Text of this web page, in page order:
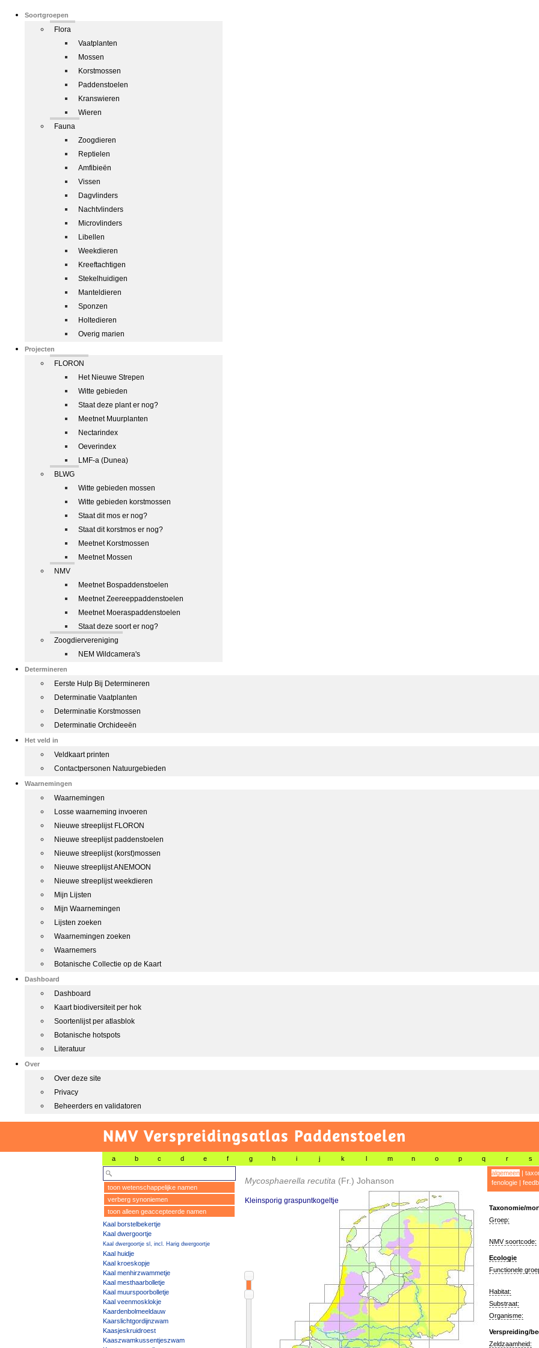
Soortgroepen
Flora
Vaatplanten
Mossen
Korstmossen
Paddenstoelen
Kranswieren
Wieren
Fauna
Zoogdieren
Reptielen
Amfibieën
Vissen
Dagvlinders
Nachtvlinders
Microvlinders
Libellen
Weekdieren
Kreeftachtigen
Stekelhuidigen
Manteldieren
Sponzen
Holtedieren
Overig marien
Projecten
FLORON
Het Nieuwe Strepen
Witte gebieden
Staat deze plant er nog?
Meetnet Muurplanten
Nectarindex
Oeverindex
LMF-a (Dunea)
BLWG
Witte gebieden mossen
Witte gebieden korstmossen
Staat dit mos er nog?
Staat dit korstmos er nog?
Meetnet Korstmossen
Meetnet Mossen
NMV
Meetnet Bospaddenstoelen
Meetnet Zeereeppaddenstoelen
Meetnet Moeraspaddenstoelen
Staat deze soort er nog?
Zoogdiervereniging
NEM Wildcamera's
Determineren
Eerste Hulp Bij Determineren
Determinatie Vaatplanten
Determinatie Korstmossen
Determinatie Orchideeën
Het veld in
Veldkaart printen
Contactpersonen Natuurgebieden
Waarnemingen
Waarnemingen
Losse waarneming invoeren
Nieuwe streeplijst FLORON
Nieuwe streeplijst paddenstoelen
Nieuwe streeplijst (korst)mossen
Nieuwe streeplijst ANEMOON
Nieuwe streeplijst weekdieren
Mijn Lijsten
Mijn Waarnemingen
Lijsten zoeken
Waarnemingen zoeken
Waarnemers
Botanische Collectie op de Kaart
Dashboard
Dashboard
Kaart biodiversiteit per hok
Soortenlijst per atlasblok
Botanische hotspots
Literatuur
Over
Over deze site
Privacy
Beheerders en validatoren
NMV Verspreidingsatlas Paddenstoelen
a b c d e f g h i j k l m n o p q r s
toon wetenschappelijke namen
verberg synoniemen
toon alleen geaccepteerde namen
Kaal borstelbekertje
Kaal dwergoortje
Kaal dwergoortje sl, incl. Harig dwergoortje
Kaal huidje
Kaal kroeskopje
Kaal menhirzwammetje
Kaal mesthaarbolletje
Kaal muurspoorbolletje
Kaal veenmosklokje
Kaardenbolmeeldauw
Kaarslichtgordijnzwam
Kaasjeskruidroest
Kaaszwamkussentjeszwam
Mycosphaerella recutita (Fr.) Johanson
Kleinsporig graspuntkogeltje
algemeen|
fenologie|
Taxonomie/
Groep:
NMV soortcode:
Ecologie
Functionele
Habitat:
Substraat:
Organisme:
Verspreiding/
Zeldzaamheid: